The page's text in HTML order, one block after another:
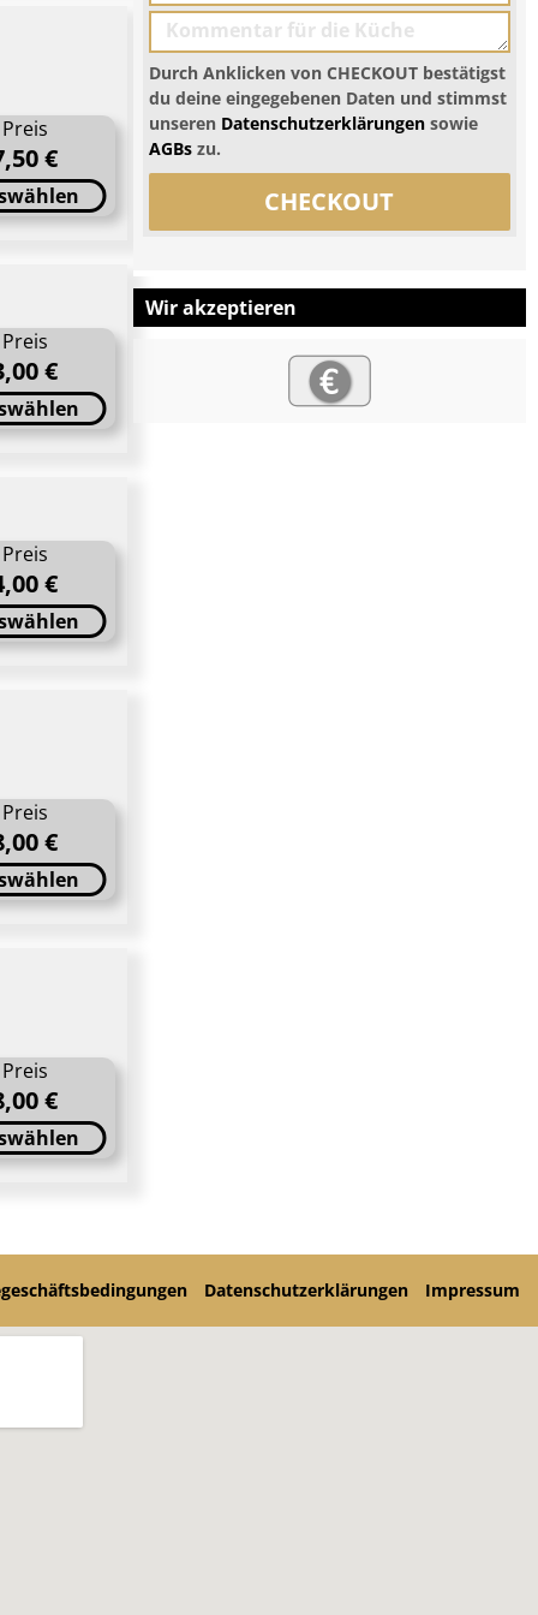
Preis
€
Preis
€
Preis
€
Preis
€
Preis
€
Durch Anklicken von CHECKOUT bestätigst
du deine eingegebenen Daten und stimmst
unseren Datenschutzerklärungensowie
AGBszu.
CHECKOUT
Wir akzeptieren
Datenschutzerklärungen Impressum